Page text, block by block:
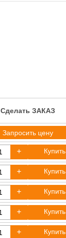
Сделать ЗАКАЗ
Запросить цену
+ Купить
+ Купить
+ Купить
+ Купить
+ Купить